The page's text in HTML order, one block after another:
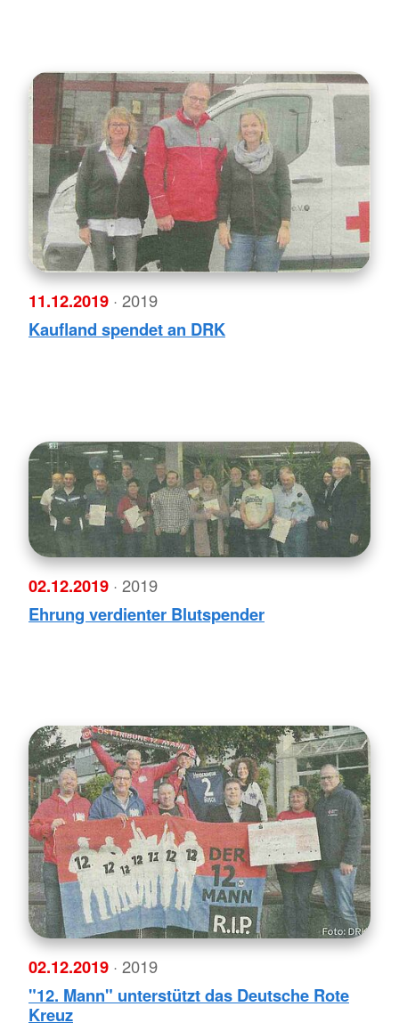
11.12.2019 · 2019
Kaufland spendet an DRK
02.12.2019 · 2019
Ehrung verdienter Blutspender
02.12.2019 · 2019
"12. Mann" unterstützt das Deutsche Rote
Kreuz